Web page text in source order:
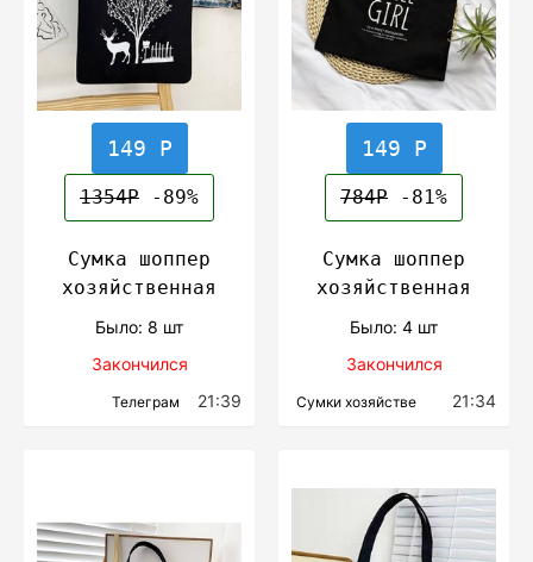
149 Р
1354Р -89%
Сумка шоппер
хозяйственная
Было: 8 шт
Закончился
Телеграм 21:39
149 Р
784Р -81%
Сумка шоппер
хозяйственная
Было: 4 шт
Закончился
Сумки хозяйстве 21:34